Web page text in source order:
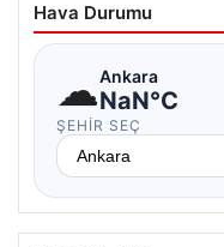
Hava Durumu
☁Ankara
NaN°C
ŞEHIR SEÇ